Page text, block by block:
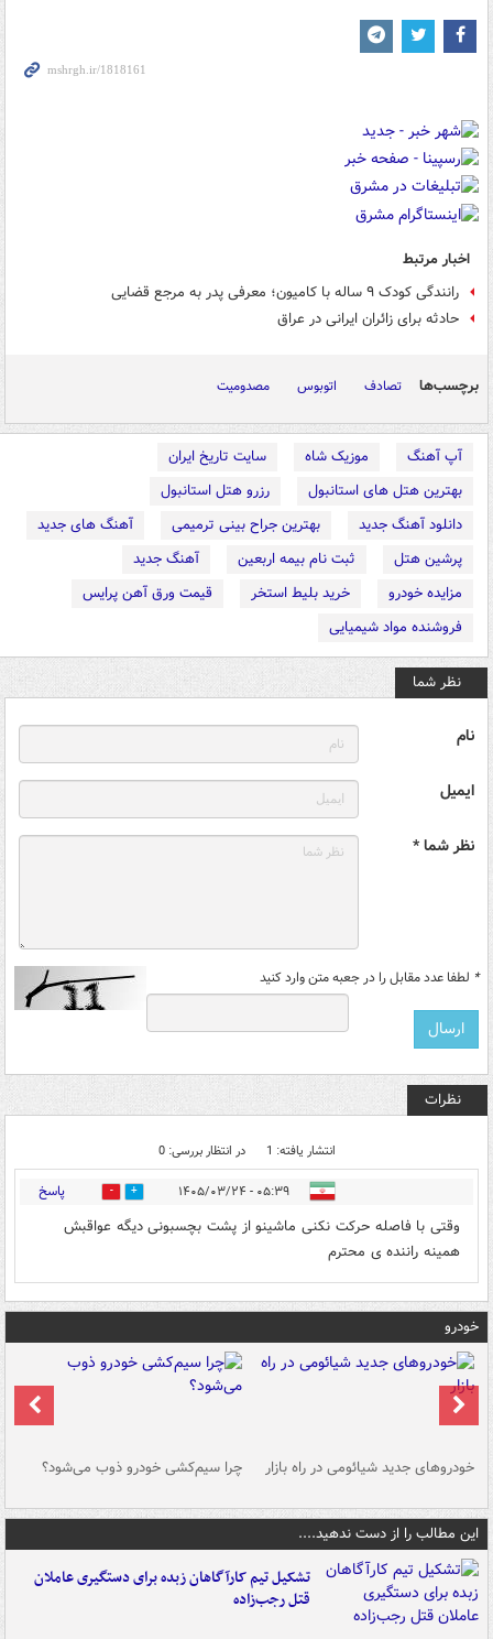
اخبار مرتبط
رانندگی کودک ۹ ساله با کامیون؛ معرفی پدر به مرجع قضایی
حادثه برای زائران ایرانی در عراق
برچسب‌ها تصادف اتوبوس مصدومیت
آپ آهنگ موزیک شاه
سایت تاریخ ایران
بهترین هتل های استانبول
رزرو هتل استانبول
دانلود آهنگ جدید
بهترین جراح بینی ترمیمی
آهنگ های جدید
پرشین هتل
ثبت نام بیمه اربعین
آهنگ جدید
مزایده خودرو
خرید بلیط استخر
قیمت ورق آهن پرایس
فروشنده مواد شیمیایی
نظر شما
نام
ایمیل
نظر شما *
* لطفا عدد مقابل را در جعبه متن وارد کنید
نظرات
انتشار یافته: 1 در انتظار بررسی: 0
۰۵:۳۹ - ۱۴۰۵/۰۳/۲۴ 1 پاسخ
وقتی با فاصله حرکت نکنی ماشینو از پشت بچسبونی دیگه عواقبش
همینه راننده ی محترم
خودرو
خودروهای جدید شیائومی در راه بازار چرا سیم‌کشی خودرو ذوب می‌شود؟
این مطالب را از دست ندهید....
تشکیل تیم کارآگاهان زبده برای دستگیری عاملان
قتل رجب‌زاده